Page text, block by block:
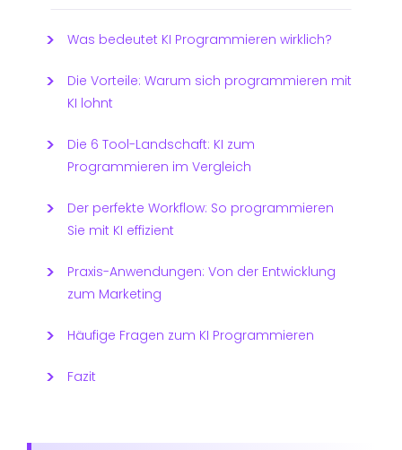
Was bedeutet KI Programmieren wirklich?
Die Vorteile: Warum sich programmieren mit
KI lohnt
Die 6 Tool-Landschaft: KI zum
Programmieren im Vergleich
Der perfekte Workflow: So programmieren
Sie mit KI effizient
Praxis-Anwendungen: Von der Entwicklung
zum Marketing
Häufige Fragen zum KI Programmieren
Fazit